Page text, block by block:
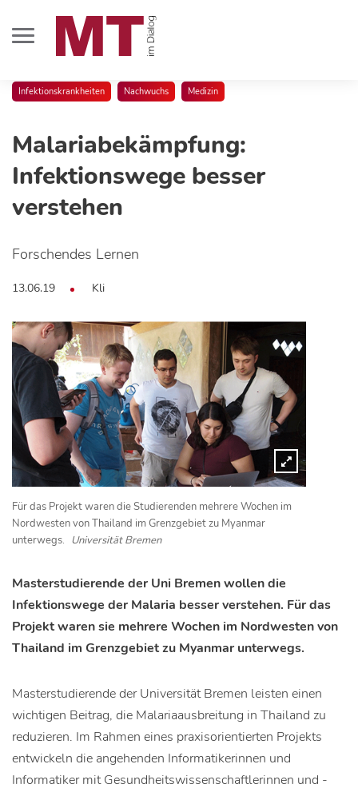
Infektionskrankheiten Nachwuchs Medizin
Malariabekämpfung:
Infektionswege besser
verstehen
Forschendes Lernen
13.06.19 Kli
Für das Projekt waren die Studierenden mehrere Wochen im
Nordwesten von Thailand im Grenzgebiet zu Myanmar
unterwegs. Universität Bremen
Masterstudierende der Uni Bremen wollen die
Infektionswege der Malaria besser verstehen. Für das
Projekt waren sie mehrere Wochen im Nordwesten von
Thailand im Grenzgebiet zu Myanmar unterwegs.
Masterstudierende der Universität Bremen leisten einen
wichtigen Beitrag, die Malariaausbreitung in Thailand zu
reduzieren. Im Rahmen eines praxisorientierten Projekts
entwickeln die angehenden Informatikerinnen und
Informatiker mit Gesundheitswissenschaftlerinnen und -